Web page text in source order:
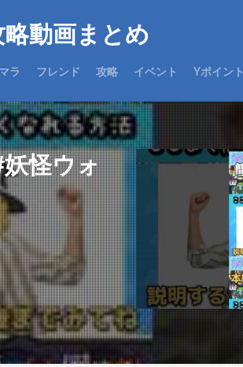
略動画まとめ
ラ フレンド 攻略 イベント Yポイント
妖怪ウォ